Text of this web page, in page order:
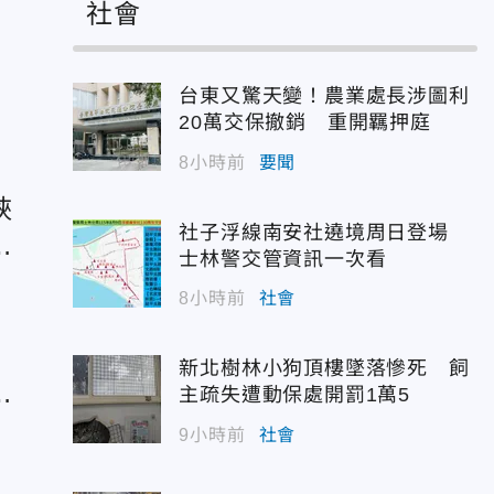
社會
台東又驚天變！農業處長涉圖利
20萬交保撤銷 重開羈押庭
8小時前 要聞
社子浮線南安社遶境周日登場
士林警交管資訊一次看
8小時前 社會
新北樹林小狗頂樓墜落慘死 飼
主疏失遭動保處開罰1萬5
9小時前 社會